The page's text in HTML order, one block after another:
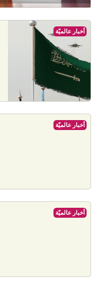
أخبار عالميّة
أخبار عالميّة
أخبار عالميّة